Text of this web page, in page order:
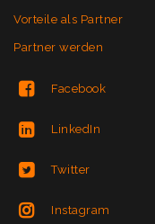
Vorteile als Partner
Partner werden
Facebook
LinkedIn
Twitter
Instagram